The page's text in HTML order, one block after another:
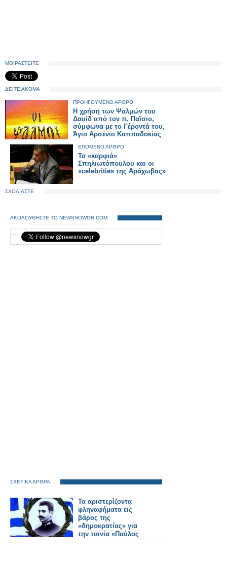
ΜΟΙΡΑΣΤΕΙΤΕ
ΔΕΙΤΕ ΑΚΟΜΑ
ΠΡΟΗΓΟΥΜΕΝΟ ΑΡΘΡΟ
Η χρήση των Ψαλμών του
Δαυίδ από τον π. Παϊσιο,
σύμφωνα με το Γέροντά του,
Άγιο Αρσένιο Καππαδοκίας
ΕΠΟΜΕΝΟ ΑΡΘΡΟ
Τα «καρφιά»
Σπηλιωτόπουλου και οι
«celebrities της Αράχωβας»
ΣΧΟΛΙΑΣΤΕ
ΑΚΟΛΟΥΘΗΣΤΕ ΤΟ NEWSNOWGR.COM
ΣΧΕΤΙΚΑ ΑΡΘΡΑ
Τα αριστερίζοντα
φληναφήματα εις
βάρος της
«δημοκρατίας» για
την ταινία «Παύλος
Μελάς»